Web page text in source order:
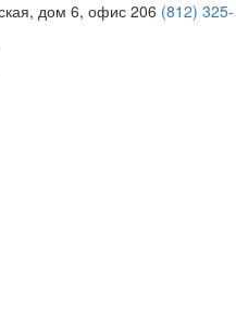
дом 6, офис 206 (812) 325-